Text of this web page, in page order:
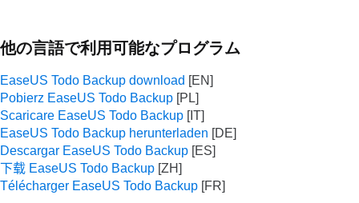
他の言語で利用可能なプログラム
EaseUS Todo Backup download
Pobierz EaseUS Todo Backup
Scaricare EaseUS Todo Backup
EaseUS Todo Backup herunterladen
Descargar EaseUS Todo Backup
下载 EaseUS Todo Backup
Télécharger EaseUS Todo Backup